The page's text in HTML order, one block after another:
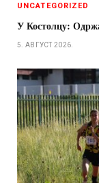
UNCATEGORIZED
У Костолцу:
5. АВГУСТ 2026.